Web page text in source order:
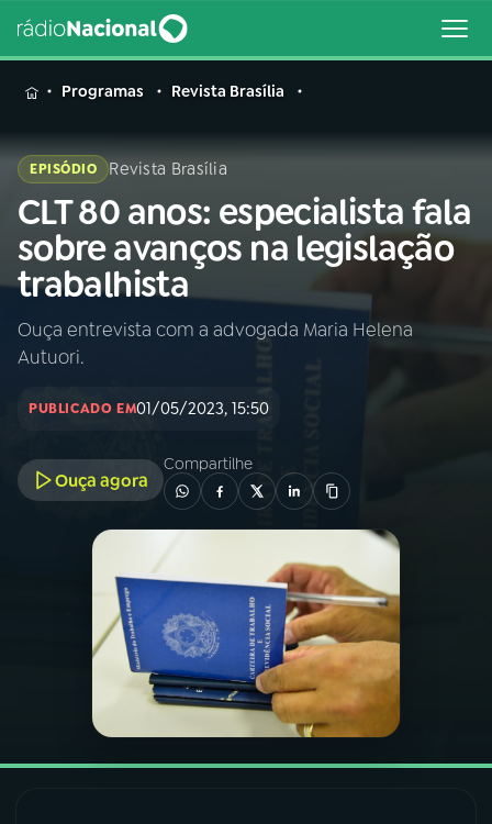
MENU
Buscar
na
Rádio
Nacional
Buscar
AO VIVO
INÍCIO
A RÁDIO
PROGRAMAÇÃO
PROGRAMAS
PODCASTS
06VIDEOCASTS
Programas Revista Brasília
EPISÓDIO Revista Brasília
CLT 80 anos: especialista fala
sobre avanços na legislação
trabalhista
Ouça entrevista com a advogada Maria Helena
Autuori.
PUBLICADO EM01/05/2023, 15:50
Ouça agora
Compartilhe